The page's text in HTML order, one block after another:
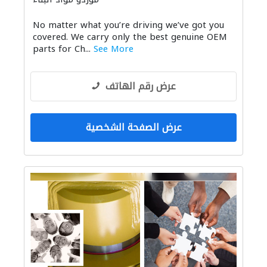
No matter what you’re driving we’ve got you
covered. We carry only the best genuine OEM
parts for Ch... See More
عرض رقم الهاتف
عرض الصفحة الشخصية